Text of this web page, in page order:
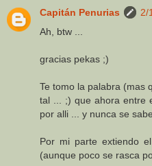
Capitán Penurias
2/
Ah, btw ...
gracias pekas ;)
Te tomo la palabra (mas
tal ... ;) que ahora entre
por alli ... y nunca se
Por mi parte extiendo
(aunque poco se rasca